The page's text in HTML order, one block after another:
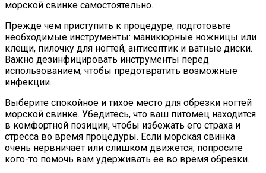
морской свинке самостоятельно.
Прежде чем приступить к процедуре, подготовьте
необходимые инструменты: маникюрные ножницы или
клещи, пилочку для ногтей, антисептик и ватные диски.
Важно дезинфицировать инструменты перед
использованием, чтобы предотвратить возможные
инфекции.
Выберите спокойное и тихое место для обрезки ногтей
морской свинке. Убедитесь, что ваш питомец находится
в комфортной позиции, чтобы избежать его страха и
стресса во время процедуры. Если морская свинка
очень нервничает или слишком движется, попросите
кого-то помочь вам удерживать ее во время обрезки.